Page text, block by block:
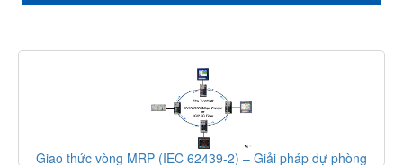
khách không dây AWK Series - Nhiệt độ hoạt động từ
Giao thức vòng MRP (IEC 62439-2) – Giải pháp dự phòng